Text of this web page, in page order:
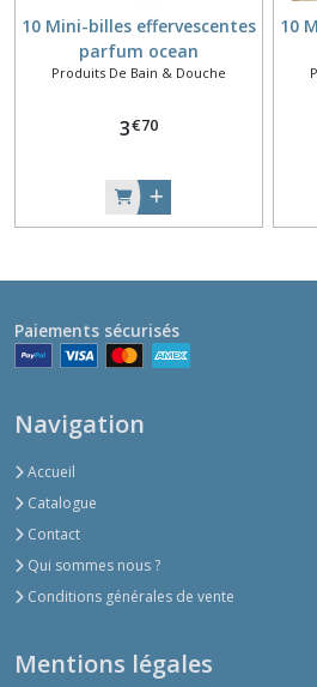
10 Mini-billes effervescentes
parfum ocean
Produits De Bain & Douche
3€70
10
Paiements sécurisés
Navigation
Accueil
Catalogue
Contact
Qui sommes nous ?
Conditions générales de vente
Mentions légales